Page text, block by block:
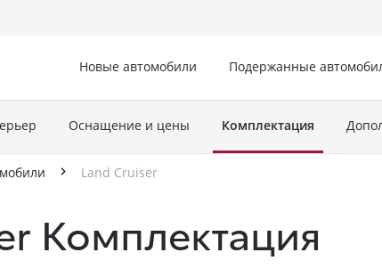
Новые автомобили Подержанные
Оснащение и цены Комплектация
Land Cruiser
Комплектация